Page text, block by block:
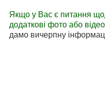
Якщо у Вас є питання
додаткові фото або
дамо вичерпну